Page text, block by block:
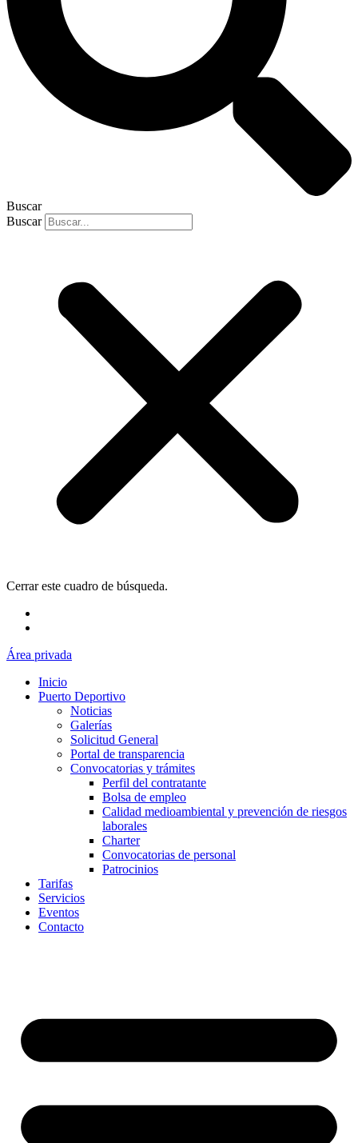
Buscar
Buscar
Cerrar este cuadro de búsqueda.
Área privada
Inicio
Puerto Deportivo
Noticias
Galerías
Solicitud General
Portal de transparencia
Convocatorias y trámites
Perfil del contratante
Bolsa de empleo
Calidad medioambiental y prevención de riesgos
laborales
Charter
Convocatorias de personal
Patrocinios
Tarifas
Servicios
Eventos
Contacto